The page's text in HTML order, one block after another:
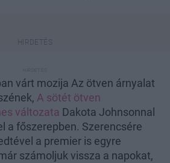
várt mozija Az ötven árnyalat
A sötét ötven
változata Dakota Johnsonnal
a főszerepben. Szerencsére
a premier is egyre
számoljuk vissza a napokat,